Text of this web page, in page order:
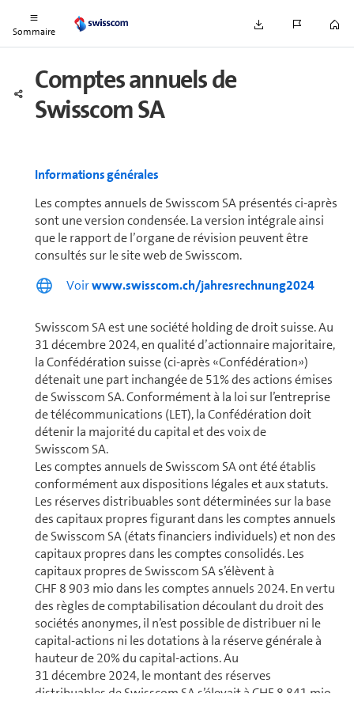
Sommaire
In­for­ma­tions com­plé­men­taires
Comptes annuels de
Swisscom SA
In­for­ma­tions gé­né­rales
Les comptes annuels de Swisscom SA présentés ci-après
sont une version condensée. La version intégrale ainsi
que le rapport de l’organe de révision peuvent être
consultés sur le site web de Swisscom.
Voirwww.swisscom.ch/jahresrechnung2024
Swisscom SA est une société holding de droit suisse. Au
31 décembre 2024, en qualité d’actionnaire ma­jo­ri­taire,
la Confédération suisse (ci-après «Confédération»)
détenait une part inchangée de 51% des actions émises
de Swisscom SA. Confor­mé­ment à la loi sur l’en­tre­prise
de té­lé­com­mu­ni­ca­tions (LET), la Confédération doit
détenir la majorité du capital et des voix de
Swisscom SA.
Les comptes annuels de Swisscom SA ont été établis
conformément aux dis­po­si­tions légales et aux statuts.
Les réserves distribuables sont déterminées sur la base
des capitaux propres figurant dans les comptes annuels
de Swisscom SA (états fi­nan­ciers in­di­vi­duels) et non des
capitaux propres dans les comptes conso­li­dés. Les
capitaux propres de Swisscom SA s’élèvent à
CHF 8 903 mio dans les comptes annuels 2024. En vertu
des règles de comp­ta­bi­li­sa­tion découlant du droit des
sociétés anonymes, il n’est possible de distribuer ni le
capital-actions ni les dotations à la réserve gé­né­rale à
hauteur de 20% du capital-actions. Au
31 décembre 2024, le montant des réserves
distribuables de Swisscom SA s’élevait à CHF 8 841 mio.